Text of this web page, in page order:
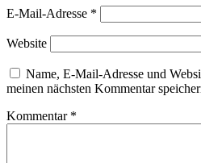
E-Mail-Adresse *
Website
Name, E-Mail-Adresse und
meinen nächsten Kommentar
Kommentar *